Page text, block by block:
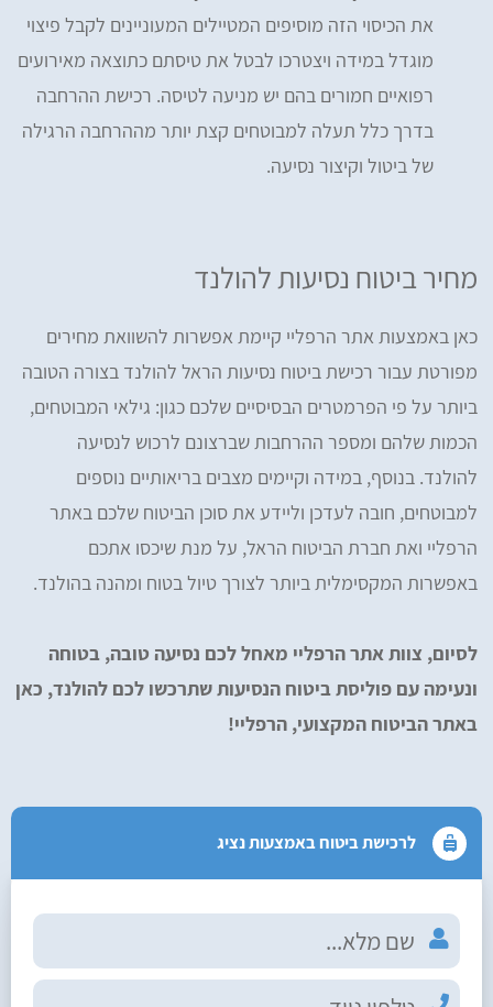
את הכיסוי הזה מוסיפים המטיילים המעוניינים לקבל פיצוי
מוגדל במידה ויצטרכו לבטל את טיסתם כתוצאה מאירועים
רפואיים חמורים בהם יש מניעה לטיסה. רכישת ההרחבה
בדרך כלל תעלה למבוטחים קצת יותר מההרחבה הרגילה
של ביטול וקיצור נסיעה.
מחיר ביטוח נסיעות להולנד
כאן באמצעות אתר הרפליי קיימת אפשרות להשוואת מחירים
מפורטת עבור רכישת ביטוח נסיעות הראל להולנד בצורה הטובה
ביותר על פי הפרמטרים הבסיסיים שלכם כגון: גילאי המבוטחים,
הכמות שלהם ומספר ההרחבות שברצונם לרכוש לנסיעה
להולנד. בנוסף, במידה וקיימים מצבים בריאותיים נוספים
למבוטחים, חובה לעדכן וליידע את סוכן הביטוח שלכם באתר
הרפליי ואת חברת הביטוח הראל, על מנת שיכסו אתכם
באפשרות המקסימלית ביותר לצורך טיול בטוח ומהנה בהולנד.
לסיום, צוות אתר הרפליי מאחל לכם נסיעה טובה, בטוחה
ונעימה עם פוליסת ביטוח הנסיעות שתרכשו לכם להולנד, כאן
באתר הביטוח המקצועי, הרפליי!
לרכישת ביטוח באמצעות נציג